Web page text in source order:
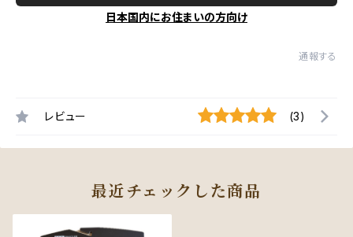
日本国内にお住まいの方向け
通報する
レビュー (3)
最近チェックした商品